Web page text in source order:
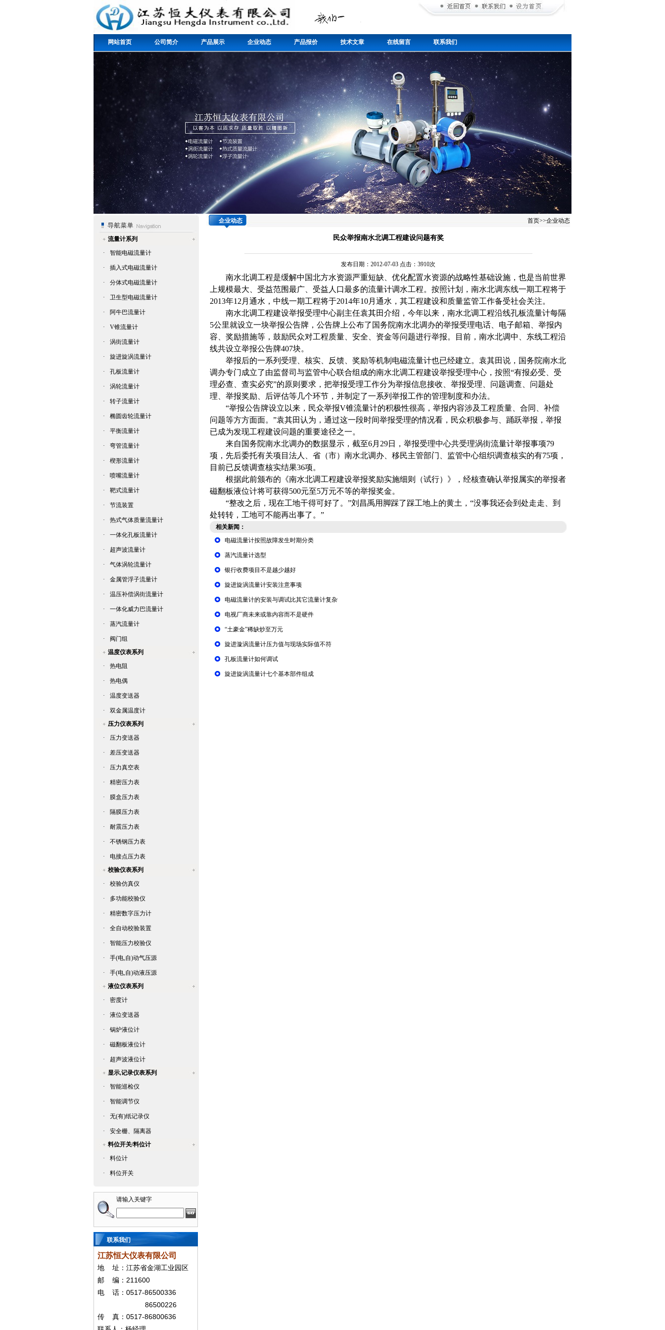
网站首页 公司简介 产品展示 企业动态 产品报价 技术文章 在线留言 联系我们
流量计系列
·
智能电磁流量计
· 插入式电磁流量计
· 分体式电磁流量计
· 卫生型电磁流量计
· 阿牛巴流量计
· V锥流量计
· 涡街流量计
· 旋进旋涡流量计
· 孔板流量计
· 涡轮流量计
· 转子流量计
· 椭圆齿轮流量计
· 平衡流量计
· 弯管流量计
· 楔形流量计
· 喷嘴流量计
· 靶式流量计
· 节流装置
· 热式气体质量流量计
· 一体化孔板流量计
· 超声波流量计
· 气体涡轮流量计
· 金属管浮子流量计
· 温压补偿涡街流量计
· 一体化威力巴流量计
· 蒸汽流量计
·
阀门组
温度仪表系列
·
热电阻
· 热电偶
· 温度变送器
·
双金属温度计
压力仪表系列
·
压力变送器
· 差压变送器
· 压力真空表
· 精密压力表
· 膜盒压力表
· 隔膜压力表
· 耐震压力表
· 不锈钢压力表
·
电接点压力表
校验仪表系列
·
校验仿真仪
· 多功能校验仪
· 精密数字压力计
· 全自动校验装置
· 智能压力校验仪
· 手(电,自)动气压源
·
手(电,自)动液压源
液位仪表系列
·
密度计
· 液位变送器
· 锅炉液位计
· 磁翻板液位计
·
超声波液位计
显示,记录仪表系列
·
智能巡检仪
· 智能调节仪
· 无(有)纸记录仪
·
安全栅、隔离器
料位开关/料位计
·
料位计
· 料位开关
请输入关键字
联系我们
江苏恒大仪表有限公司
地
址：江苏省金湖工业园区
邮
编： 211600
电 话： 0517-86500336
86500226
传 真： 0517-86800636
企业动态 首页>>企业动态
民众举报南水北调工程建设问题有奖
发布日期：2012-07-03 点击：3910次
南水北调工程是缓解中国北方水资源严重短缺、优化配置水资源的战略性基础设施，也是当前世界
上规模最大、受益范围最广、受益人口最多的流量计调水工程。按照计划，南水北调东线一期工程将于
2013年12月通水，中线一期工程将于2014年10月通水，其工程建设和质量监管工作备受社会关注。
南水北调工程建设举报受理中心副主任袁其田介绍，今年以来，南水北调工程沿线孔板流量计每隔
5公里就设立一块举报公告牌，公告牌上公布了国务院南水北调办的举报受理电话、电子邮箱、举报内
容、奖励措施等，鼓励民众对工程质量、安全、资金等问题进行举报。目前，南水北调中、东线工程沿
线共设立举报公告牌407块。
举报后的一系列受理、核实、反馈、奖励等机制 电磁流量计也已经建立。袁其田说，国务院南水北
调办专门成立了由监督司与监管中心联合组成的南水北调工程建设举报受理中心，按照“有报必受、受
理必查、查实必究”的原则要求，把举报受理工作分为举报信息接收、举报受理、问题调查、问题处
理、举报奖励、后评估等几个环节，并制定了一系列举报工作的管理制度和办法。
“举报公告牌设立以来，民众举报V锥流量计的积极性很高，举报内容涉及工程质量、合同、补偿
问题等方方面面。”袁其田认为，通过这一段时间举报受理的情况看，民众积极参与、踊跃举报，举报
已成为发现工程建设问题的重要途径之一。
来自国务院南水北调办的数据显示，截至6月29日，举报受理中心共受理涡街流量计举报事项79
项，先后委托有关项目法人、省（市）南水北调办、移民主管部门、监管中心组织调查核实的有75项，
目前已反馈调查核实结果36项。
根据此前颁布的《南水北调工程建设举报奖励实施细则（试行）》，经核查确认举报属实的举报者
磁翻板液位计将可获得500元至5万元不等的举报奖金。
“整改之后，现在工地干得可好了。”刘昌禹用脚踩了踩工地上的黄土，“没事我还会到处走走、到
处转转，工地可不能再出事了。”
相关新闻：
电磁流量计按照故障发生时期分类
蒸汽流量计选型
银行收费项目不是越少越好
旋进旋涡流量计安装注意事项
电磁流量计的安装与调试比其它流量计复杂
电视厂商未来或靠内容而不是硬件
“土豪金”稀缺炒至万元
旋进漩涡流量计压力值与现场实际值不符
孔板流量计如何调试
旋进旋涡流量计七个基本部件组成